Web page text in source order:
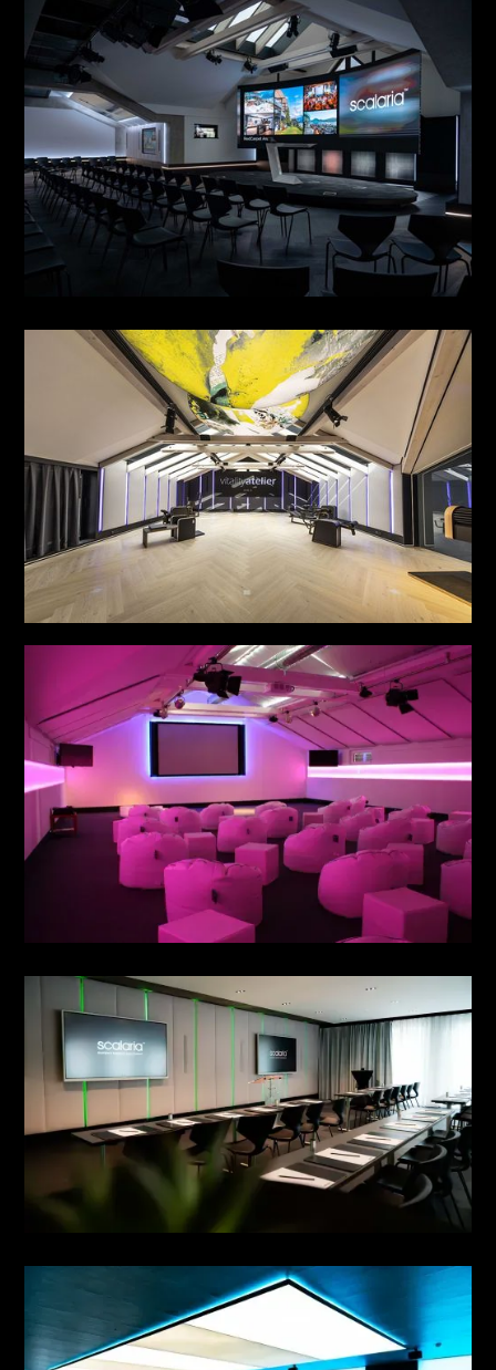
HIGH FLYERS LOUNGE 07
see more
THE SIGNATURE STAGE NO. 1
see more
VITALITY ATELIER
see more
MEETING NO. 3
MEETING NO. 4